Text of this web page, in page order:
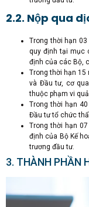
2.2. Nộp qua
Trong thời hạn
quy định tại mục
định của các Bộ,
Trong thời hạn 15
và Đầu tư, cơ
thuộc phạm vi
Trong thời hạn
Đầu tư tổ chức
Trong thời hạn
định của Bộ Kế
trương đầu tư.
3. THÀNH PHẦN